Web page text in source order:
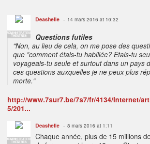
ADMINISTRATEUR
THÉÂTRES
Deashelle 14 mars 2016 at 10:32
Questions futiles
"Non, au lieu de cela, on me pose des
que "comment étais-tu habillée? Etais-tu
voyageais-tu seule et surtout dans un pays
ces questions auxquelles je ne peux plus
morte."
http://www.7sur7.be/7s7/fr/4134/Internet/
5/201...
ADMINISTRATEUR
THÉÂTRES
Deashelle 8 mars 2016 at 1:11
Chaque année, plus de 15 millions